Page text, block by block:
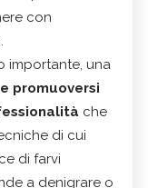
con
importante, una
promuoversi
che
di cui
di farvi
a denigrare o